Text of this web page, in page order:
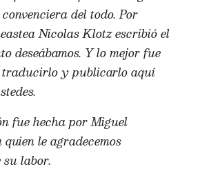
del todo. Por
Nicolas Klotz escribió el
deseábamos. Y lo mejor fue
traducirlo y publicarlo aquí
fue hecha por Miguel
le agradecemos
labor.